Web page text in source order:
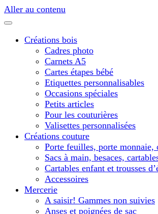
Aller au contenu
Créations bois
Cadres photo
Carnets A5
Cartes étapes bébé
Etiquettes personnalisables
Occasions spéciales
Petits articles
Pour les couturières
Valisettes personnalisées
Créations couture
Porte feuilles, porte monnaie,
Sacs à main, besaces,
Cartables enfant et trousses
Accessoires
Mercerie
A saisir! Gammes non suivies
Anses et poignées de sac